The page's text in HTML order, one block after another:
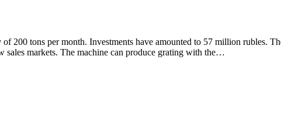
200 tons per month. Investments have amounted to 57 million rubles.
markets. The machine can produce grating with the…